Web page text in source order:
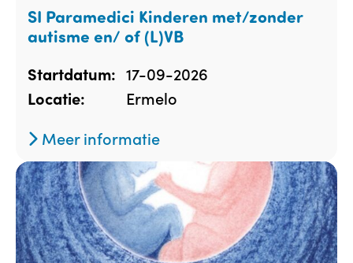
SI Paramedici Kinderen met/zonder
autisme en/ of (L)VB
Startdatum: 17-09-2026
Locatie:
Ermelo
Meer informatie